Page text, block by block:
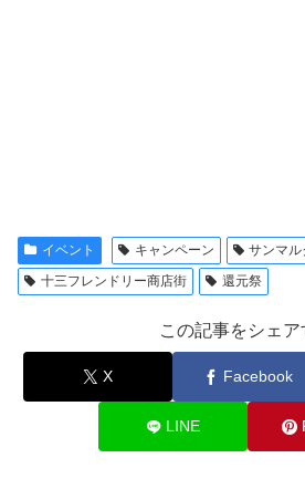
イベント キャンペーン サンマル
十三フレンドリー商店街
還元祭
この記事をシェア
X Facebook
LINE